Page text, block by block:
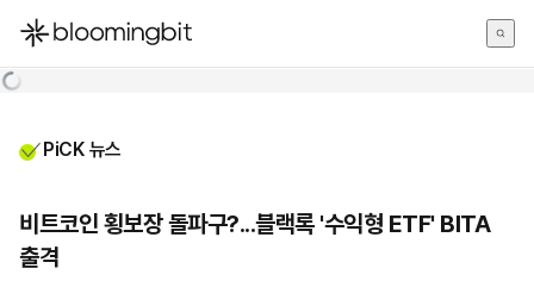
한국어
PiCK 뉴스
비트코인 횡보장 돌파구?...블랙록 '수익형 ETF' BITA
출격